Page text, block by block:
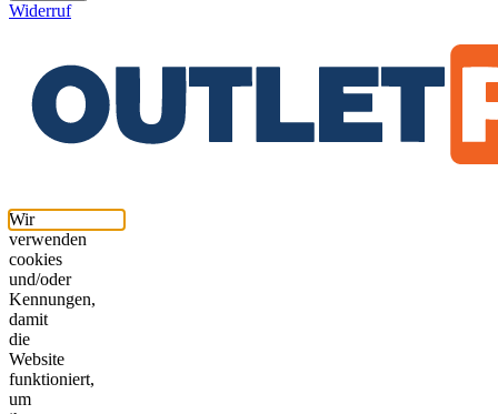
Widerruf
Wir
verwenden
cookies
und/oder
Kennungen,
damit
die
Website
funktioniert,
um